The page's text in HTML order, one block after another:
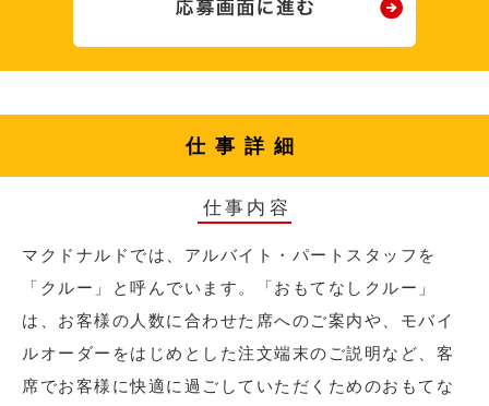
仕事詳細
仕事内容
マクドナルドでは、アルバイト・パートスタッフを
「クルー」と呼んでいます。「おもてなしクルー」
は、お客様の人数に合わせた席へのご案内や、モバイ
ルオーダーをはじめとした注文端末のご説明など、客
席でお客様に快適に過ごしていただくためのおもてな